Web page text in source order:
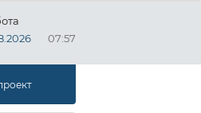
07:57